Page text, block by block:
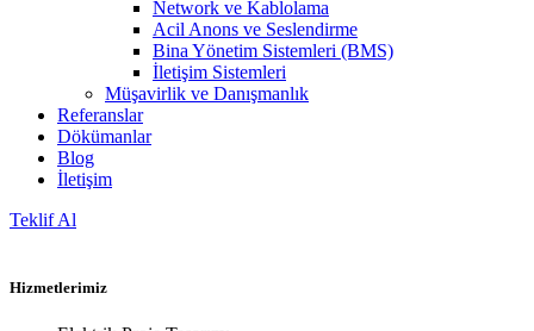
Network ve Kablolama
Acil Anons ve Seslendirme
Bina Yönetim Sistemleri (BMS)
İletişim Sistemleri
Müşavirlik ve Danışmanlık
Referanslar
Dökümanlar
Blog
İletişim
Teklif Al
Hizmetlerimiz